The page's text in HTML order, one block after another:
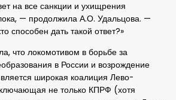
на все санкции и ухищрения
— продолжила А.О. Удальцова. —
способен дать такой ответ?»
что локомотивом в борьбе за
в России и возрождение
широкая коалиция Лево-
не только КПРФ (хотя